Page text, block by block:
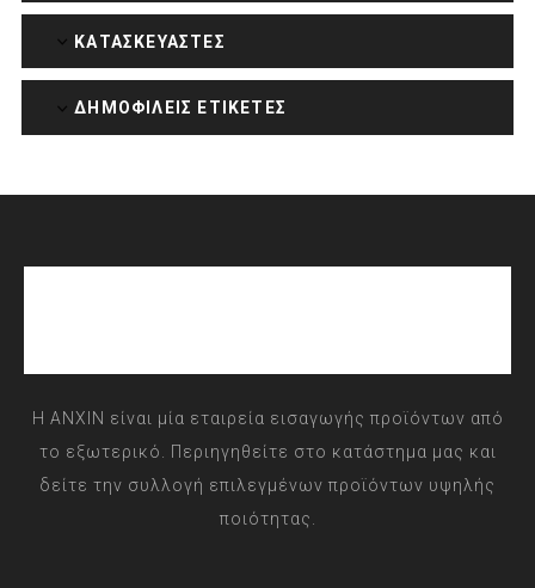
ΚΑΤΑΣΚΕΥΑΣΤΈΣ
ΔΗΜΟΦΙΛΕΙΣ ΕΤΙΚΕΤΕΣ
Η ANXIN είναι μία εταιρεία εισαγωγής προϊόντων από
το εξωτερικό. Περιηγηθείτε στο κατάστημα μας και
δείτε την συλλογή επιλεγμένων προϊόντων υψηλής
ποιότητας.